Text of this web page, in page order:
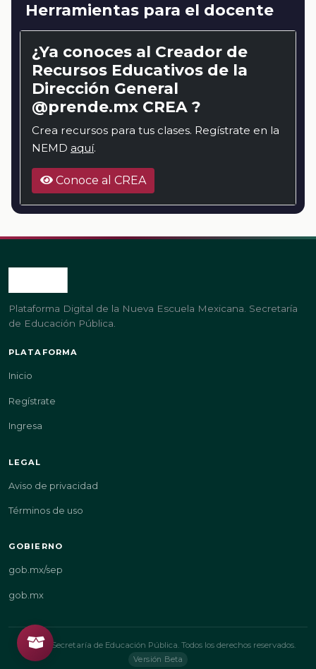
Herramientas para el docente
¿Ya conoces al Creador de
Recursos Educativos de la
Dirección General
@prende.mx CREA ?
Crea recursos para tus clases. Regístrate en la
NEMD aquí.
Conoce al CREA
Plataforma Digital de la Nueva Escuela Mexicana. Secretaría
de Educación Pública.
PLATAFORMA
Inicio
Regístrate
Ingresa
LEGAL
Aviso de privacidad
Términos de uso
GOBIERNO
gob.mx/sep
gob.mx
© 2026 Secretaría de Educación Pública. Todos los derechos reservados.
Versión Beta